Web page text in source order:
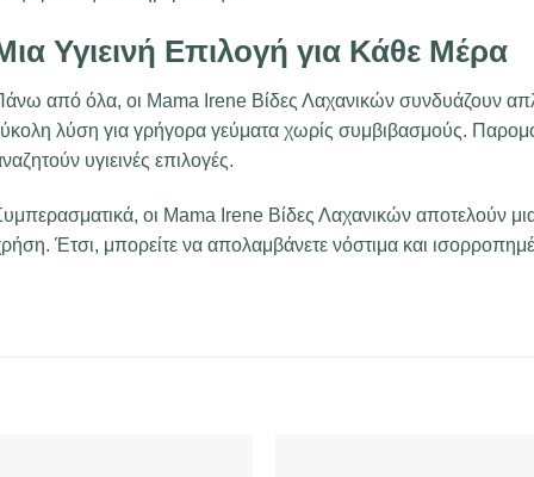
Υγιεινή Επιλογή για Κάθε Μέρα
από όλα, οι Mama Irene Βίδες Λαχανικών συνδυάζουν
λύση για γρήγορα γεύματα χωρίς συμβιβασμούς.
υγιεινές επιλογές.
οι Mama Irene Βίδες Λαχανικών αποτελούν
Έτσι, μπορείτε να απολαμβάνετε νόστιμα και